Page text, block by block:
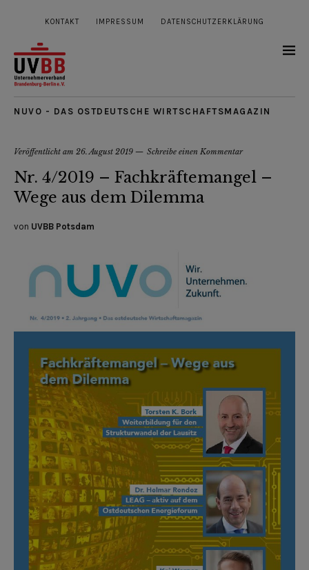
KONTAKT IMPRESSUM DATENSCHUTZERKLÄRUNG
NUVO - DAS OSTDEUTSCHE WIRTSCHAFTSMAGAZIN
Veröffentlicht am 26. August 2019 Schreibe einen Kommentar
Nr. 4/2019 – Fachkräftemangel –
Wege aus dem Dilemma
von UVBB Potsdam